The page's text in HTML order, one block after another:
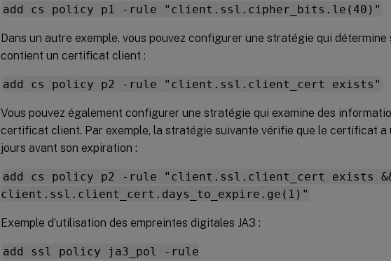
add cs policy p1 -rule "client.ssl.cipher_bits.le(40)"
Dans un autre exemple, vous pouvez configurer une stratégie qui détermine
contient un certificat client :
add cs policy p2 -rule "client.ssl.client_cert exists"
Vous pouvez également configurer une stratégie qui examine des
certificat client. Par exemple, la stratégie suivante vérifie que le certificat a
jours avant son expiration :
add cs policy p2 -rule "client.ssl.client_cert exists
client.ssl.client_cert.days_to_expire.ge(1)"
Exemple d’utilisation des empreintes digitales JA3 :
add ssl policy ja3_pol -rule